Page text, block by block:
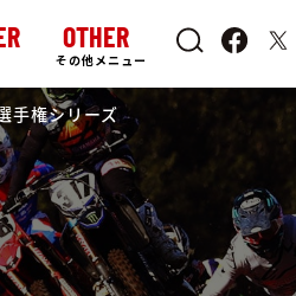
OTHER
その他メニュー
手権シリーズ